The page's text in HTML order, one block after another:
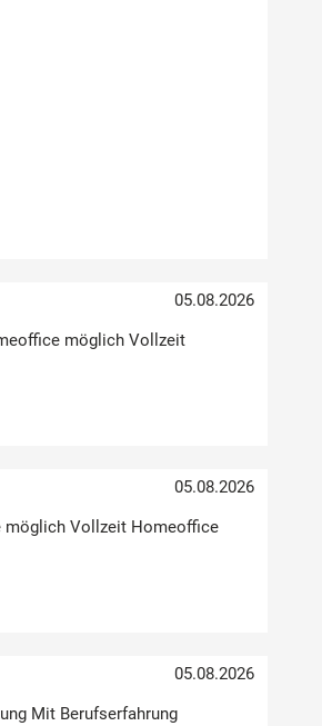
05.08.2026
möglich Vollzeit
05.08.2026
möglich Vollzeit Homeoffice
05.08.2026
Mit Berufserfahrung